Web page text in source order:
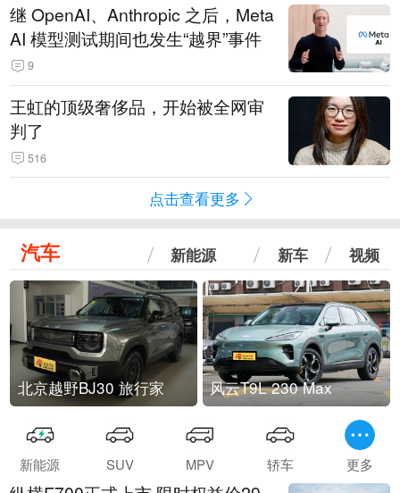
继 OpenAI、Anthropic 之后，Meta
AI 模型测试期间也发生“越界”事件
9
王虹的顶级奢侈品，开始被全网审
判了
516
点击查看更多
汽车 新能源 新车 视频
北京越野BJ30 旅行家 风云T9L 230 Max
新能源 SUV MPV 轿车 更多